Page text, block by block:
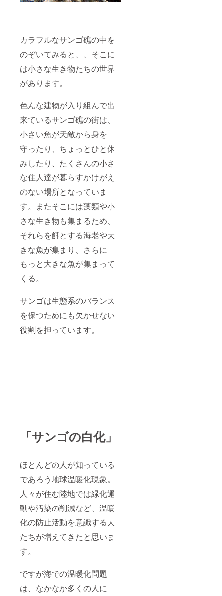
カラフルなサンゴ礁の中を
のぞいてみると、、そこに
は小さな生き物たちの世界
があります。
色んな建物が入り組んで出
来ているサンゴ礁の街は、
小さい魚が天敵から身を
守ったり、ちょっとひと休
みしたり、たくさんの小さ
な住人達が暮らすかけがえ
のない場所となっていま
す。またそこには藻類や小
さな生き物も集まるため、
それらを餌とする海老や大
きな魚が集まり、さらに
もっと大きな魚が集まって
くる。
サンゴは生態系のバランス
を保つためにも欠かせない
役割を担っています。
「サンゴの白化」
ほとんどの人が知っている
であろう地球温暖化現象。
人々が住む陸地では緑化運
動や汚染の削減など、温暖
化の防止活動を意識する人
たちが増えてきたと思いま
す。
ですが海での温暖化問題
は、なかなか多くの人に